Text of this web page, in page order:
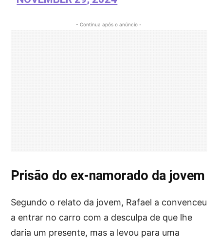
- Continua após o anúncio -
Prisão do ex-namorado da jovem
Segundo o relato da jovem, Rafael a convenceu
a entrar no carro com a desculpa de que lhe
daria um presente, mas a levou para uma